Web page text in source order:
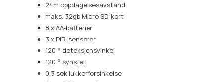
24m oppdagelsesavstand
maks. 32gb Micro SD-kort
8 x AA-batterier
3 x PIR-sensorer
120 ° deteksjonsvinkel
120 ° synsfelt
0,3 sek lukkerforsinkelse